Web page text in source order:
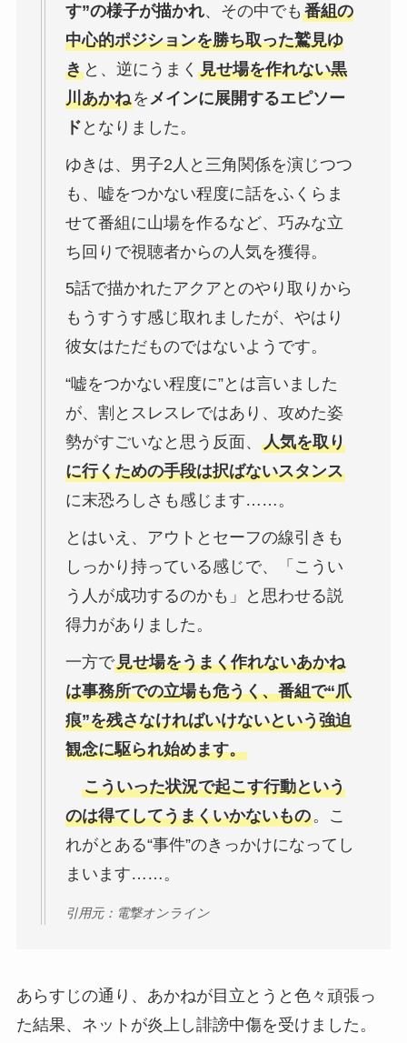
す”の様子が描かれ、その中でも 番組の
中心的ポジションを勝ち取った鷲見ゆ
きと、逆にうまく 見せ場を作れない黒
川あかねを メインに展開するエピソー
ド となりました。
ゆきは、男子2人と三角関係を演じつつ
も、嘘をつかない程度に話をふくらま
せて番組に山場を作るなど、巧みな立
ち回りで視聴者からの人気を獲得。
5話で描かれたアクアとのやり取りから
もうすうす感じ取れましたが、やはり
彼女はただものではないようです。
“嘘をつかない程度に”とは言いました
が、割とスレスレではあり、攻めた姿
勢がすごいなと思う反面、 人気を取り
に行くための手段は択ばないスタンス
に末恐ろしさも感じます……。
とはいえ、アウトとセーフの線引きも
しっかり持っている感じで、「こうい
う人が成功するのかも」と思わせる説
得力がありました。
一方で見せ場をうまく作れないあかね
は事務所での立場も危うく、番組で“爪
痕”を残さなければいけないという強迫
観念に駆られ始めます。
こういった状況で起こす行動という
のは得てしてうまくいかないもの。こ
れがとある“事件”のきっかけになってし
まいます……。
引用元：電撃オンライン
あらすじの通り、あかねが目立とうと色々頑張っ
た結果、ネットが炎上し誹謗中傷を受けました。